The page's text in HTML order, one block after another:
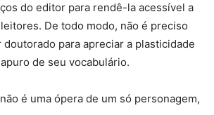
do editor para rendê-la acessível a
De todo modo, não é preciso
para apreciar a plasticidade
de seu vocabulário.
é uma ópera de um só personagem,